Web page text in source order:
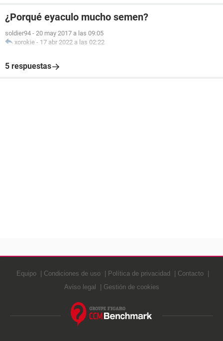
¿Porqué eyaculo mucho semen?
soldier94 - 20 may 2017 a las 09:05
xorokie - 17 abr 2022 a las 02:22
5 respuestas
Equipo Condiciones de uso Política de privacidad
Contacto
Aviso legal
Gestión de cookies